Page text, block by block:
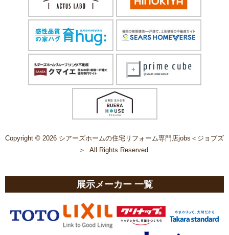
Copyright © 2026 シアーズホームの住宅リフォーム専門店jobs＜ジョブズ
＞. All Rights Reserved.
展示メーカー 一覧